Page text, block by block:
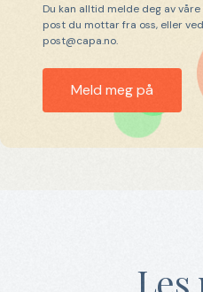
Du kan alltid melde deg av
post du mottar fra oss, eller
post@capa.no.
Les